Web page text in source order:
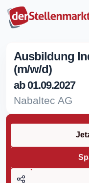
Ausbildung
(m/w/d)
ab 01.09.2027
Nabaltec AG